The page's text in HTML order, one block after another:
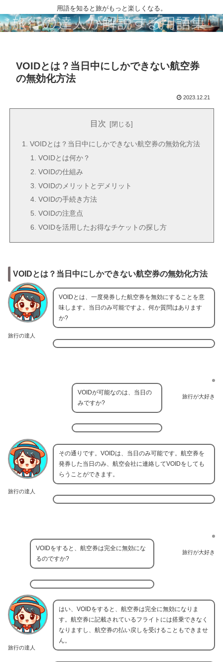
用語を知ると旅がもっと楽しくなる。
VOIDとは？当日中にしかできない航空券
の無効化方法
2023.12.21
目次
VOIDとは？当日中にしかできない航空券の無効化方法
VOIDとは何か？
VOIDの仕組み
VOIDのメリットとデメリット
VOIDの手続き方法
VOIDの注意点
VOIDを活用したお得なチケットの探し方
VOIDとは？当日中にしかできない航空券の無効化方法
旅行の達人
VOIDとは、一度発券した航空券を無効にすることを意
味します。当日のみ可能ですよ。何か質問はあります
か?
旅行が大好き
VOIDが可能なのは、当日の
みですか?
旅行の達人
その通りです。VOIDは、当日のみ可能です。航空券を
発券した当日のみ、航空会社に連絡してVOIDをしても
らうことができます。
旅行が大好き
VOIDをすると、航空券は完全に無効にな
るのですか?
旅行の達人
はい、VOIDをすると、航空券は完全に無効になりま
す。航空券に記載されているフライトには搭乗できなく
なりますし、航空券の払い戻しを受けることもできませ
ん。